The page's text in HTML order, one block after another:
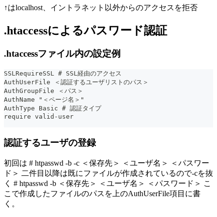
↑はlocalhost、イントラネット以外からのアクセスを拒否
.htaccessによるパスワード認証
.htaccessファイル内の設定例
SSLRequireSSL # SSL経由のアクセス
AuthUserFile ＜認証するユーザリストのパス＞
AuthGroupFile ＜パス＞
AuthName "＜ページ名＞"
AuthType Basic # 認証タイプ
require valid-user
認証するユーザの登録
初回は # htpasswd -b -c ＜保存先＞ ＜ユーザ名＞ ＜パスワー
ド＞ 二件目以降は既にファイルが作成されているので-cを抜
く # htpasswd -b ＜保存先＞ ＜ユーザ名＞ ＜パスワード＞ こ
こで作成したファイルのパスを上のAuthUserFile項目に書
く。